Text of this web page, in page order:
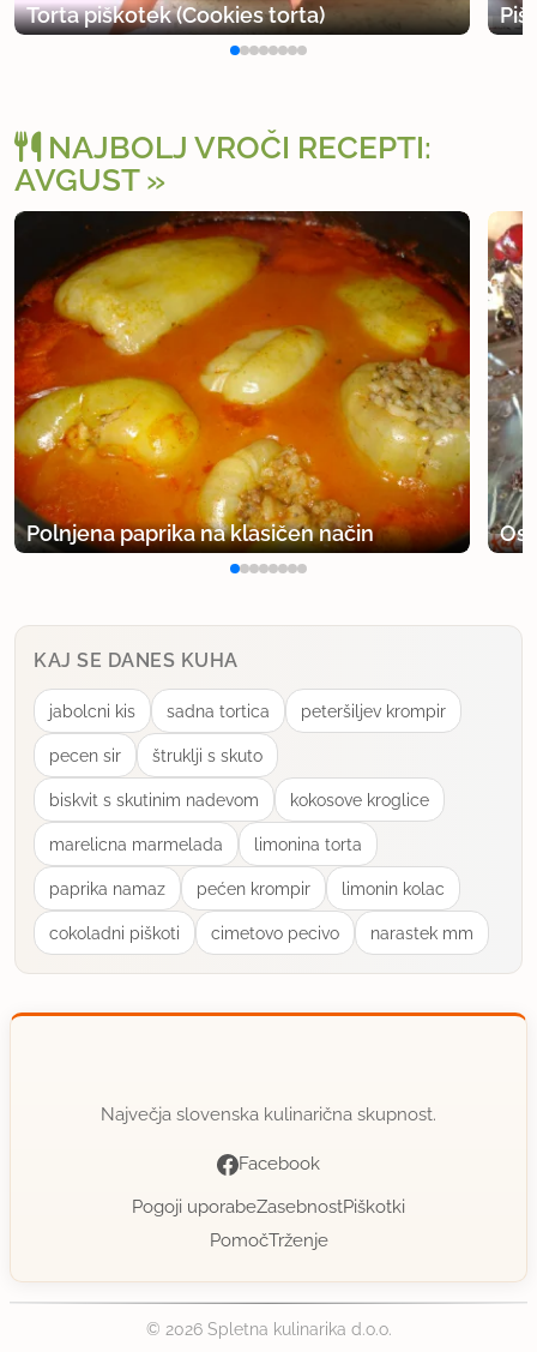
Torta piškotek (Cookies torta)
NAJBOLJ VROČI RECEPTI:
AVGUST
Polnjena paprika na klasičen način
KAJ SE DANES KUHA
jabolcni kis sadna tortica peteršiljev krompir
pecen sir štruklji s skuto
biskvit s skutinim nadevom kokosove kroglice
marelicna marmelada limonina torta
paprika namaz pećen krompir limonin kolac
cokoladni piškoti cimetovo pecivo narastek mm
Največja slovenska kulinarična skupnost.
Facebook
Pogoji uporabeZasebnostPiškotki
PomočTrženje
© 2026 Spletna kulinarika d.o.o.